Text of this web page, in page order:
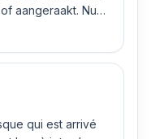
aangeraakt. Nu
volledig terug te
qui est arrivé